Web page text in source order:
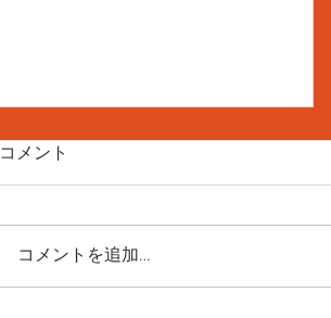
8月8日(土) 世界ねこの日
【SNS】 instagram X(Twitter)
いくまえに 初めてご来店をお考
えのお客様へ(お子様とのご利用
コメント
コメントを追加…